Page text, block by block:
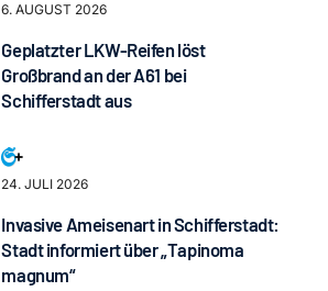
6. AUGUST 2026
Geplatzter LKW-Reifen löst
Großbrand an der A61 bei
Schifferstadt aus
24. JULI 2026
Invasive Ameisenart in Schifferstadt:
Stadt informiert über „Tapinoma
magnum“